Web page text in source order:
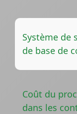
Système de
de base de
Coût du
dans les